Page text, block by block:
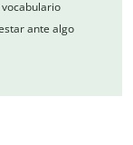
ante algo